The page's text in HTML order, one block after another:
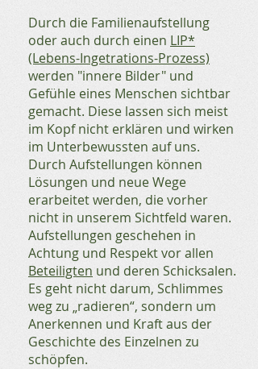
Durch die Familienaufstellung
oder auch durch einen LIP*
(Lebens-Ingetrations-Prozess)
werden "innere Bilder" und
Gefühle eines Menschen sichtbar
gemacht. Diese lassen sich meist
im Kopf nicht erklären und wirken
im Unterbewussten auf uns.
Durch Aufstellungen können
Lösungen und neue Wege
erarbeitet werden, die vorher
nicht in unserem Sichtfeld waren.
Aufstellungen geschehen in
Achtung und Respekt vor allen
Beteiligten und deren Schicksalen.
Es geht nicht darum, Schlimmes
weg zu „radieren“, sondern um
Anerkennen und Kraft aus der
Geschichte des Einzelnen zu
schöpfen.